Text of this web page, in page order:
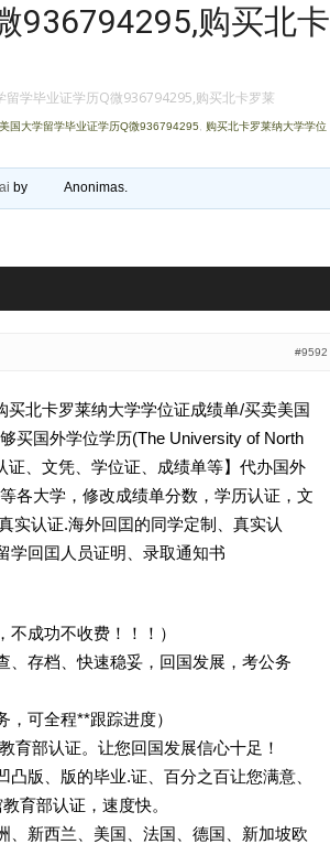
Apkasai.lt
936794295,购买北卡
留学毕业证学历Q微936794295,购买北卡罗莱
国大学留学毕业证学历Q微936794295
购买北卡罗莱纳大学学位
by Anonimas.
#9592
北卡罗莱纳大学学位证成绩单/买卖美国
买国外学位学历(The University of North
证、文凭、学位证、成绩单等】代办国外
各大学，修改成绩单分数，学历认证，文
实认证.海外回囯的同学定制、真实认
学回囯人员证明、录取通知书
不成功不收费！！！）
存档、快速稳妥，回国发展，考公务
，可全程**跟踪进度）
部认证。让您回国发展信心十足！
版、版的毕业.证、百分之百让您满意、
育部认证，速度快。
新西兰、美国、法国、德国、新加坡欧